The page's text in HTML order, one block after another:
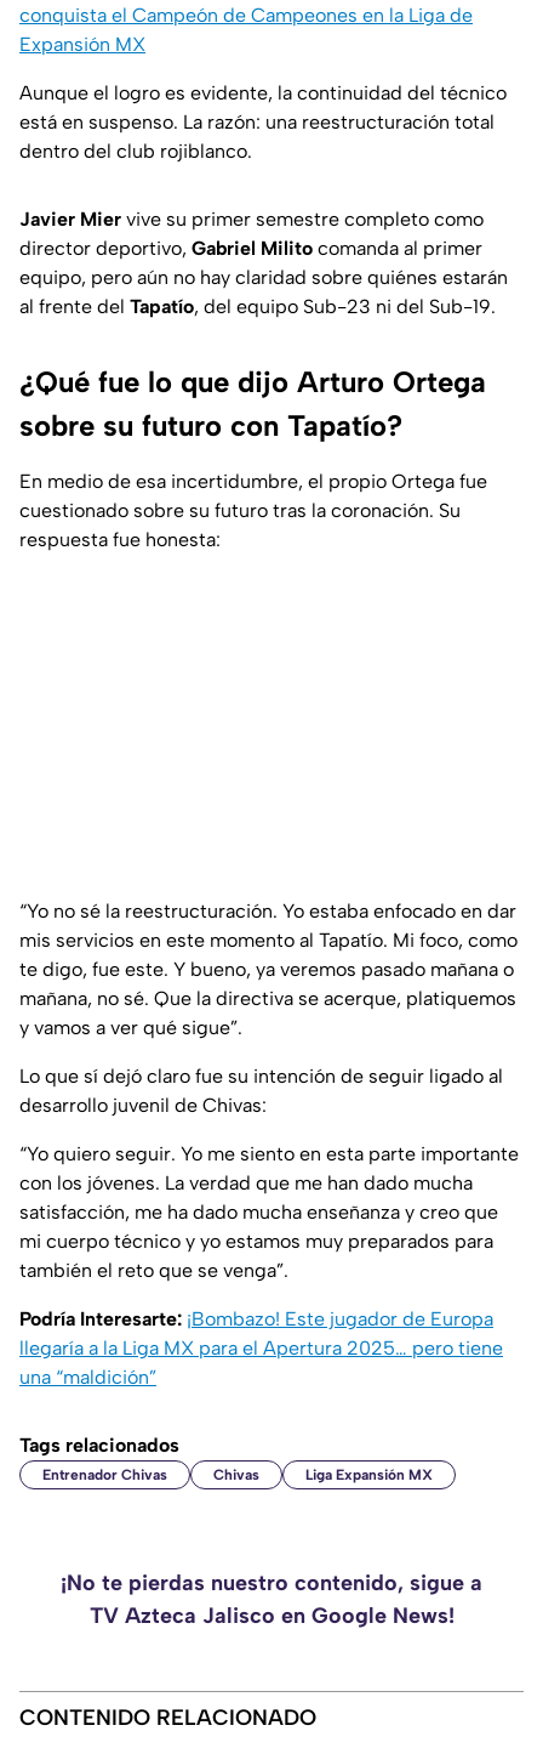
conquista el Campeón de Campeones en la Liga de
Expansión MX
Aunque el logro es evidente, la continuidad del técnico
está en suspenso. La razón: una reestructuración total
dentro del club rojiblanco.
Javier Mier vive su primer semestre completo como
director deportivo, Gabriel Milito comanda al primer
equipo, pero aún no hay claridad sobre quiénes estarán
al frente del Tapatío, del equipo Sub-23 ni del Sub-19.
¿Qué fue lo que dijo Arturo Ortega
sobre su futuro con Tapatío?
En medio de esa incertidumbre, el propio Ortega fue
cuestionado sobre su futuro tras la coronación. Su
respuesta fue honesta:
“Yo no sé la reestructuración. Yo estaba enfocado en dar
mis servicios en este momento al Tapatío. Mi foco, como
te digo, fue este. Y bueno, ya veremos pasado mañana o
mañana, no sé. Que la directiva se acerque, platiquemos
y vamos a ver qué sigue”.
Lo que sí dejó claro fue su intención de seguir ligado al
desarrollo juvenil de Chivas:
“Yo quiero seguir. Yo me siento en esta parte importante
con los jóvenes. La verdad que me han dado mucha
satisfacción, me ha dado mucha enseñanza y creo que
mi cuerpo técnico y yo estamos muy preparados para
también el reto que se venga”.
Podría Interesarte: ¡Bombazo! Este jugador de Europa
llegaría a la Liga MX para el Apertura 2025… pero tiene
una “maldición”
Tags relacionados
Entrenador Chivas Chivas Liga Expansión MX
¡No te pierdas nuestro contenido, sigue a
TV Azteca Jalisco en Google News!
CONTENIDO RELACIONADO